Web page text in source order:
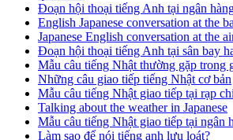
Đoạn hội thoại tiếng Anh tại ngân
English Japanese conversation at the
Japanese English conversation at the
Đoạn hội thoại tiếng Anh tại sân bay
Mẫu câu tiếng Nhật thường gặp trong
Những câu giao tiếp tiếng Nhật cơ bản
Mẫu câu tiếng Nhật giao tiếp tại rạp
Talking about the weather in Japanese
Mẫu câu tiếng Nhật giao tiếp tại ngân
Làm sao để nói tiếng anh lưu loát?